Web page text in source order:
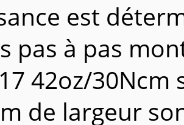
est
pas à pas
42oz/
de largeur